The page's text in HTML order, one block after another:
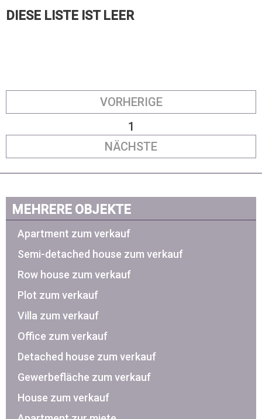
DIESE LISTE IST LEER
VORHERIGE
1
NÄCHSTE
MEHRERE OBJEKTE
Apartment zum verkauf
Semi-detached house zum verkauf
Row house zum verkauf
Plot zum verkauf
Villa zum verkauf
Office zum verkauf
Detached house zum verkauf
Gewerbefläche zum verkauf
House zum verkauf